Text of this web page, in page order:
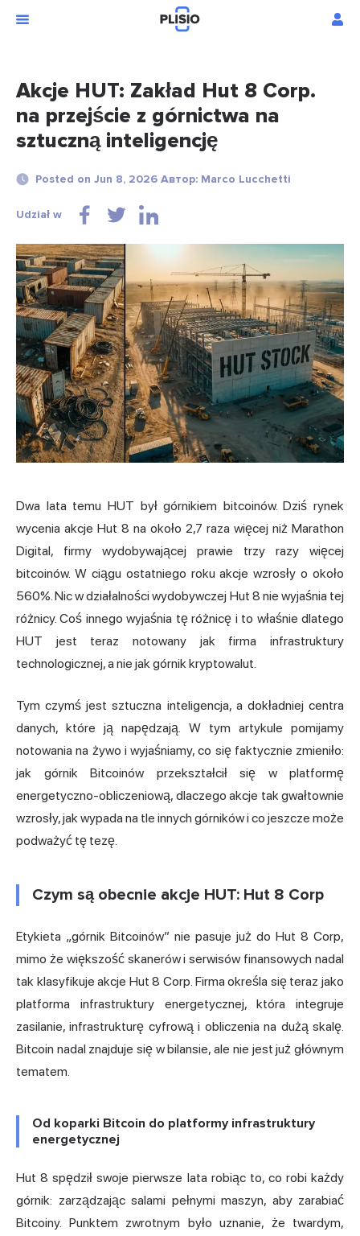
Akcje HUT: Zakład Hut 8 Corp.
na przejście z górnictwa na
sztuczną inteligencję
Posted on Jun 8, 2026 Автор: Marco Lucchetti
Udział w
Dwa lata temu HUT był górnikiem bitcoinów. Dziś rynek
wycenia akcje Hut 8 na około 2,7 raza więcej niż Marathon
Digital, firmy wydobywającej prawie trzy razy więcej
bitcoinów. W ciągu ostatniego roku akcje wzrosły o około
560%. Nic w działalności wydobywczej Hut 8 nie wyjaśnia tej
różnicy. Coś innego wyjaśnia tę różnicę i to właśnie dlatego
HUT jest teraz notowany jak firma infrastruktury
technologicznej, a nie jak górnik kryptowalut.
Tym czymś jest sztuczna inteligencja, a dokładniej centra
danych, które ją napędzają. W tym artykule pomijamy
notowania na żywo i wyjaśniamy, co się faktycznie zmieniło:
jak górnik Bitcoinów przekształcił się w platformę
energetyczno-obliczeniową, dlaczego akcje tak gwałtownie
wzrosły, jak wypada na tle innych górników i co jeszcze może
podważyć tę tezę.
Czym są obecnie akcje HUT: Hut 8 Corp
Etykieta „górnik Bitcoinów” nie pasuje już do Hut 8 Corp,
mimo że większość skanerów i serwisów finansowych nadal
tak klasyfikuje akcje Hut 8 Corp. Firma określa się teraz jako
platforma infrastruktury energetycznej, która integruje
zasilanie, infrastrukturę cyfrową i obliczenia na dużą skalę.
Bitcoin nadal znajduje się w bilansie, ale nie jest już głównym
tematem.
Od koparki Bitcoin do platformy infrastruktury
energetycznej
Hut 8 spędził swoje pierwsze lata robiąc to, co robi każdy
górnik: zarządzając salami pełnymi maszyn, aby zarabiać
Bitcoiny. Punktem zwrotnym było uznanie, że twardym,